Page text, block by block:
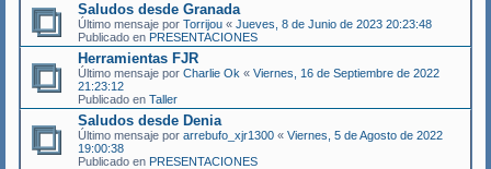
Saludos desde Granada
Último mensaje por Torrijou « Jueves, 8 de Junio de 2023 20:23:48
Publicado en PRESENTACIONES
Herramientas FJR
Último mensaje por Charlie Ok « Viernes, 16 de Septiembre de 2022
21:23:12
Publicado en Taller
Saludos desde Denia
Último mensaje por arrebufo_xjr1300 « Viernes, 5 de Agosto de 2022
19:00:38
Publicado en PRESENTACIONES